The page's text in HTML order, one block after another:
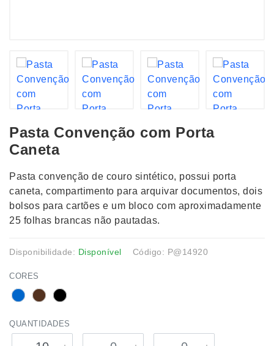
Pasta Convenção com Porta
Caneta
Pasta convenção de couro sintético, possui porta
caneta, compartimento para arquivar documentos, dois
bolsos para cartões e um bloco com aproximadamente
25 folhas brancas não pautadas.
Disponibilidade: Disponível Código: P@14920
CORES
QUANTIDADES